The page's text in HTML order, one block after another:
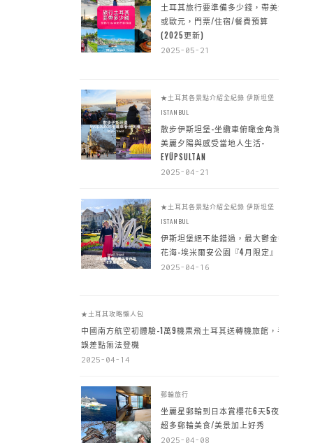
土耳其旅行要準備多少錢，帶美金
或歐元，門票/住宿/餐費預算
(2025更新)
2025-05-21
★土耳其各景點介紹全紀錄 伊斯坦堡
ISTANBUL
散步伊斯坦堡-坐纜車俯瞰金角灣
美麗夕陽與感受當地人生活-
EYÜPSULTAN
2025-04-21
★土耳其各景點介紹全紀錄 伊斯坦堡
ISTANBUL
伊斯坦堡絕不能錯過，最大鬱金香
花海-埃米爾安公園『4月限定』
2025-04-16
★土耳其攻略懶人包
中國南方航空初體驗-1萬9機票飛土耳其送轉機旅館，手
誤差點無法登機
2025-04-14
郵輪旅行
坐麗星郵輪到日本賞櫻花6天5夜，
超多郵輪美食/美景加上好秀
2025-04-08